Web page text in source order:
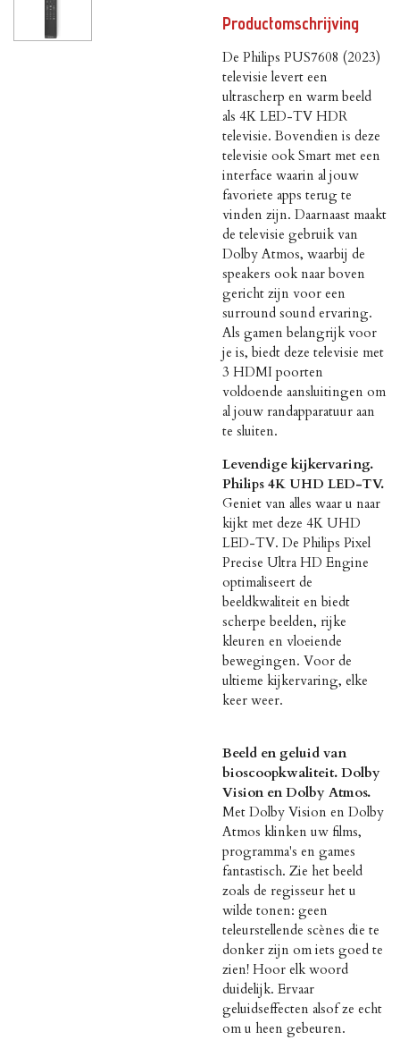
Productomschrijving
De Philips PUS7608 (2023)
televisie levert een
ultrascherp en warm beeld
als 4K LED-TV HDR
televisie. Bovendien is deze
televisie ook Smart met een
interface waarin al jouw
favoriete apps terug te
vinden zijn. Daarnaast maakt
de televisie gebruik van
Dolby Atmos, waarbij de
speakers ook naar boven
gericht zijn voor een
surround sound ervaring.
Als gamen belangrijk voor
je is, biedt deze televisie met
3 HDMI poorten
voldoende aansluitingen om
al jouw randapparatuur aan
te sluiten.
Levendige kijkervaring.
Philips 4K UHD LED-TV.
Geniet van alles waar u naar
kijkt met deze 4K UHD
LED-TV. De Philips Pixel
Precise Ultra HD Engine
optimaliseert de
beeldkwaliteit en biedt
scherpe beelden, rijke
kleuren en vloeiende
bewegingen. Voor de
ultieme kijkervaring, elke
keer weer.
Beeld en geluid van
bioscoopkwaliteit. Dolby
Vision en Dolby Atmos.
Met Dolby Vision en Dolby
Atmos klinken uw films,
programma's en games
fantastisch. Zie het beeld
zoals de regisseur het u
wilde tonen: geen
teleurstellende scènes die te
donker zijn om iets goed te
zien! Hoor elk woord
duidelijk. Ervaar
geluidseffecten alsof ze echt
om u heen gebeuren.